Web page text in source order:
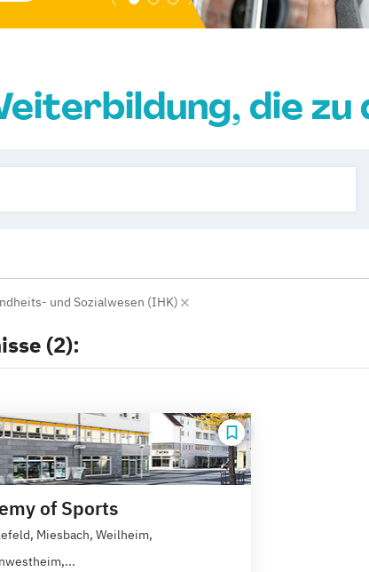
die
und Sozialwesen (IHK)
(2):
of Sports
Miesbach, Weilheim,